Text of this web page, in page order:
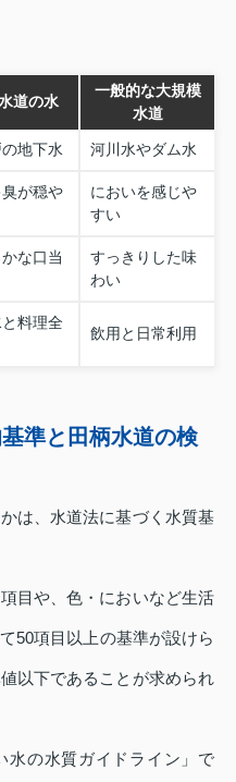
道の水
一般的な大規模
水道
地下水 河川水やダム水
が穏や
においを感じや
すい
な口当
すっきりした味
わい
料理全
飲用と日常利用
準と田柄水道の検
は、水道法に基づく水質基
目や、色・においなど生活
50項目以上の基準が設けら
以下であることが求められ
水の水質ガイドライン」で